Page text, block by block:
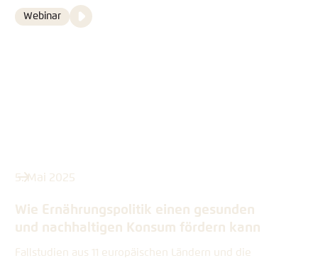
Format
Webinar
Media
Video
5. Mai 2025
Wie Ernährungspolitik einen gesunden
und nachhaltigen Konsum fördern kann
Fallstudien aus 11 europäischen Ländern und die